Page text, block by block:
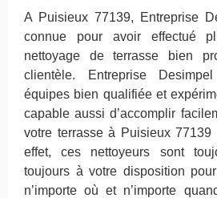
A Puisieux 77139, Entreprise
connue pour avoir effectué
nettoyage de terrasse bien
clientèle. Entreprise
équipes bien qualifiée et
capable aussi d’accomplir
votre terrasse à Puisieux 77139
effet, ces nettoyeurs sont
toujours à votre disposition
n’importe où et n’importe